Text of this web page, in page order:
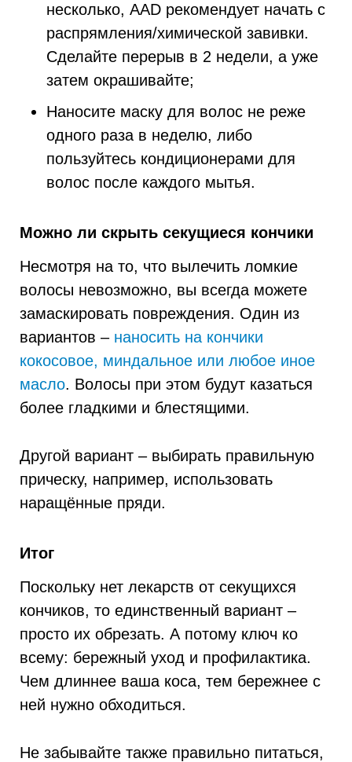
несколько, AAD рекомендует начать с
распрямления/химической завивки.
Сделайте перерыв в 2 недели, а уже
затем окрашивайте;
Наносите маску для волос не реже
одного раза в неделю, либо
пользуйтесь кондиционерами для
волос после каждого мытья.
Можно ли скрыть секущиеся кончики
Несмотря на то, что вылечить ломкие
волосы невозможно, вы всегда можете
замаскировать повреждения. Один из
вариантов – наносить на кончики
кокосовое, миндальное или любое иное
масло. Волосы при этом будут казаться
более гладкими и блестящими.
Другой вариант – выбирать правильную
прическу, например, использовать
наращённые пряди.
Итог
Поскольку нет лекарств от секущихся
кончиков, то единственный вариант –
просто их обрезать. А потому ключ ко
всему: бережный уход и профилактика.
Чем длиннее ваша коса, тем бережнее с
ней нужно обходиться.
Не забывайте также правильно питаться,